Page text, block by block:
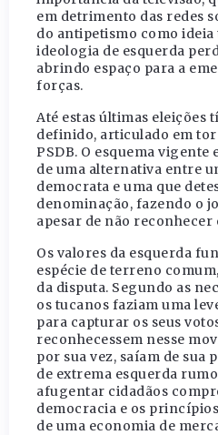
em detrimento das redes
do antipetismo como
ideologia de esquerda
abrindo espaço para a
forças.
Até estas últimas eleições
definido, articulado em
PSDB. O esquema
de uma alternativa entre
democrata e uma que
denominação, fazendo o
apesar de não
Os valores da esquerda
espécie de terreno
da disputa. Segundo as
os tucanos faziam uma
para capturar os seus
reconhecessem nesse
por sua vez, saíam de sua
de extrema esquerda
afugentar cidadãos
democracia e os
de uma economia de